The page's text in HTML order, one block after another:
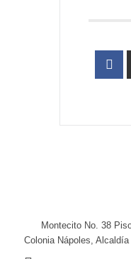
Montecito No. 38
Colonia Nápoles,